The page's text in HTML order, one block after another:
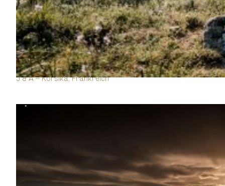
J & A – Korsika, Frankreich